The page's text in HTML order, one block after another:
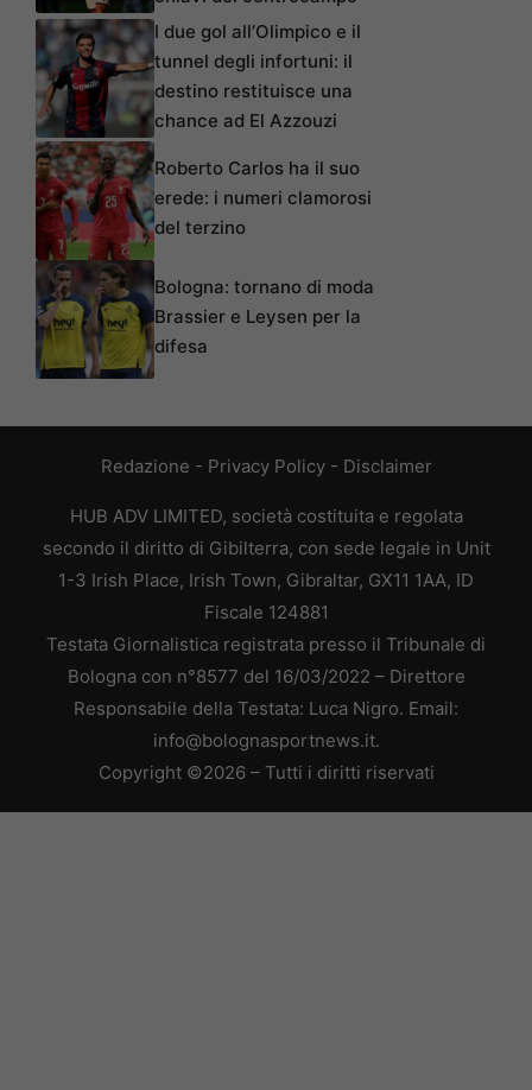
I due gol all’Olimpico e il
tunnel degli infortuni: il
destino restituisce una
chance ad El Azzouzi
Roberto Carlos ha il suo
erede: i numeri clamorosi
del terzino
Bologna: tornano di moda
Brassier e Leysen per la
difesa
Redazione - Privacy Policy- Disclaimer
HUB ADV LIMITED, società costituita e regolata
secondo il diritto di Gibilterra, con sede legale in Unit
1-3 Irish Place, Irish Town, Gibraltar, GX11 1AA, ID
Fiscale 124881
Testata Giornalistica registrata presso il Tribunale di
Bologna con n°8577 del 16/03/2022 – Direttore
Responsabile della Testata: Luca Nigro. Email:
info@bolognasportnews.it.
Copyright ©2026 – Tutti i diritti riservati